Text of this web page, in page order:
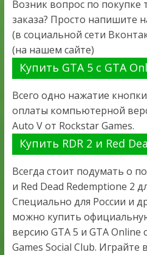
Возник вопрос по покупке
заказа? Просто напишите
(в социальной сети
(на нашем сайте)
Купить GTA 5 с GTA
Всего одно нажатие
оплаты компьютерной
Auto V от Rockstar Games.
Купить RDR 2 и Red
Всегда стоит подумать о
и Red Dead Redemptione 2
Специально для России и
можно купить
версию GTA 5 и GTA Online
Games Social Club. Играйте